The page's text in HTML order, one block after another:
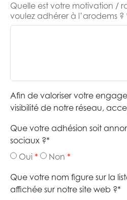
Quelle est votre motivation /
voulez adhérer à l’arodems ?
Afin de valoriser votre
visibilité de notre réseau,
Que votre adhésion soit
sociaux ?*
Oui
Non
Que votre nom figure sur la
affichée sur notre site web ?*